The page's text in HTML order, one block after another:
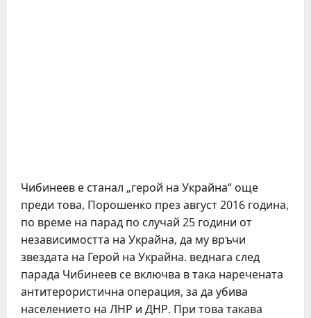
Чибинеев е станал „герой на Украйна“ още
преди това, Порошенко през август 2016 година,
по време на парад по случай 25 години от
независимостта на Украйна, да му връчи
звездата на Герой на Украйна. веднага след
парада Чибинеев се включва в така наречената
антитерористична операция, за да убива
населението на ЛНР и ДНР. При това такава